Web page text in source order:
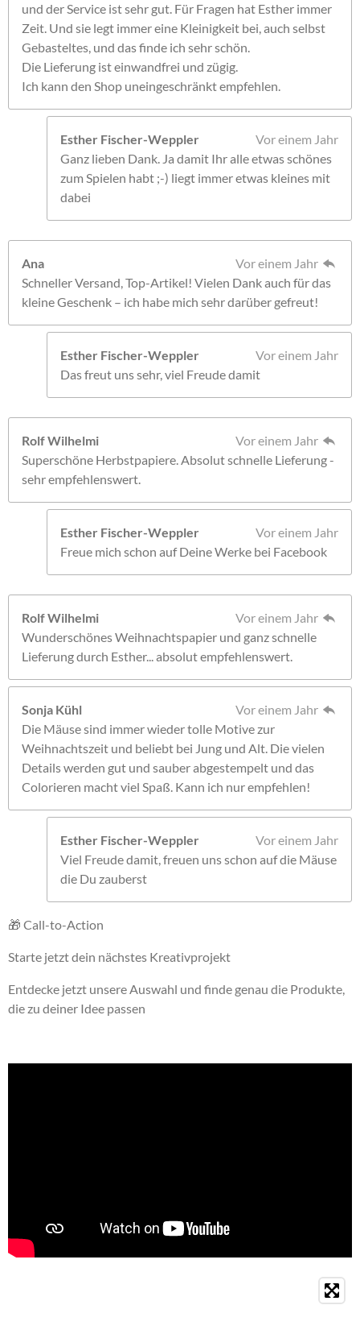
und der Service ist sehr gut. Für Fragen hat Esther immer
Zeit. Und sie legt immer eine Kleinigkeit bei, auch selbst
Gebasteltes, und das finde ich sehr schön.
Die Lieferung ist einwandfrei und zügig.
Ich kann den Shop uneingeschränkt empfehlen.
Esther Fischer-Weppler
Vor einem Jahr
Ganz lieben Dank. Ja damit Ihr alle etwas schönes
zum Spielen habt ;-) liegt immer etwas kleines mit
dabei
Ana
Vor einem Jahr
Schneller Versand, Top-Artikel! Vielen Dank auch für das
kleine Geschenk – ich habe mich sehr darüber gefreut!
Esther Fischer-Weppler
Vor einem Jahr
Das freut uns sehr, viel Freude damit
Rolf Wilhelmi
Vor einem Jahr
Superschöne Herbstpapiere. Absolut schnelle Lieferung -
sehr empfehlenswert.
Esther Fischer-Weppler
Vor einem Jahr
Freue mich schon auf Deine Werke bei Facebook
Rolf Wilhelmi
Vor einem Jahr
Wunderschönes Weihnachtspapier und ganz schnelle
Lieferung durch Esther... absolut empfehlenswert.
Sonja Kühl
Vor einem Jahr
Die Mäuse sind immer wieder tolle Motive zur
Weihnachtszeit und beliebt bei Jung und Alt. Die vielen
Details werden gut und sauber abgestempelt und das
Colorieren macht viel Spaß. Kann ich nur empfehlen!
Esther Fischer-Weppler
Vor einem Jahr
Viel Freude damit, freuen uns schon auf die Mäuse
die Du zauberst
🎁 Call-to-Action
Starte jetzt dein nächstes Kreativprojekt
Entdecke jetzt unsere Auswahl und finde genau die Produkte,
die zu deiner Idee passen